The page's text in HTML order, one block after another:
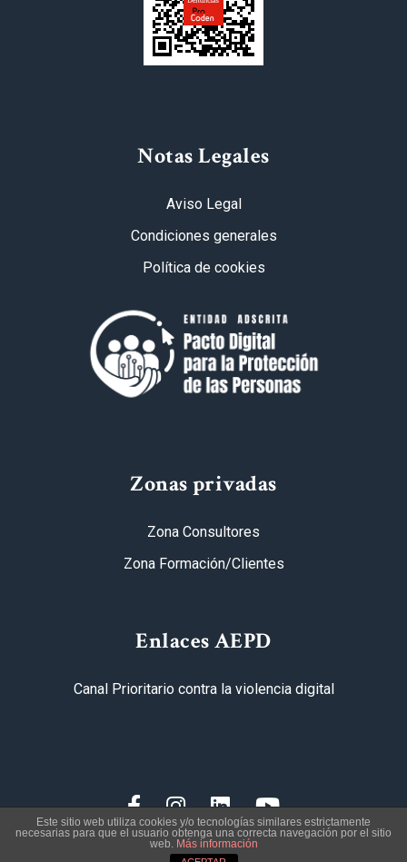
Notas Legales
Aviso Legal
Condiciones generales
Política de cookies
Zonas privadas
Zona Consultores
Zona Formación/Clientes
Enlaces AEPD
Canal Prioritario contra la violencia digital
© Procoden - Valencia - Pedreguer - Alicante - Madrid
Este sitio web utiliza cookies y/o tecnologías similares estrictamente
necesarias para que el usuario obtenga una correcta navegación por el sitio
web. Más información